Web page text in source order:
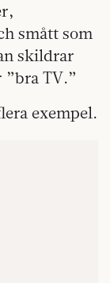
smått som
skildrar
”bra TV.”
exempel.